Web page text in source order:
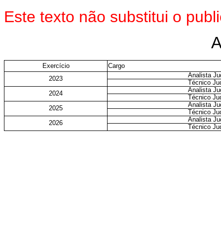
Este texto não substitui o
Exercício
Cargo
2023
Analista
Técnico
2024
Analista
Técnico
2025
Analista
Técnico
2026
Analista
Técnico